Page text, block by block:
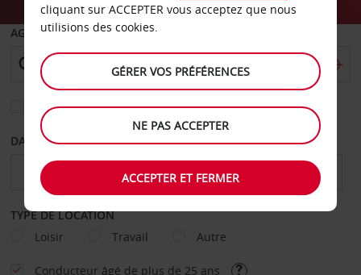
AGENCE DE DÉPART
Sélectionnez une autre agence de retour
DATE DE DÉPART DATE DE RETOUR
TYPE DE LOCATION
Loisir
Travail Autre
Conducteur âgé de plus de 25 ans
cliquant sur ACCEPTER vous acceptez que nous
utilisions des cookies.
GÉRER VOS PRÉFÉRENCES
NE PAS ACCEPTER
ACCEPTER ET FERMER